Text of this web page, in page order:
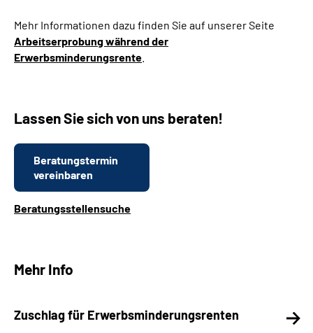
Mehr Informationen dazu finden Sie auf unserer Seite
Arbeitserprobung während der
Erwerbsminderungsrente
Lassen Sie sich von uns beraten!
Beratungstermin
vereinbaren
Beratungsstellensuche
Mehr Info
Zuschlag für Erwerbsminderungsrenten